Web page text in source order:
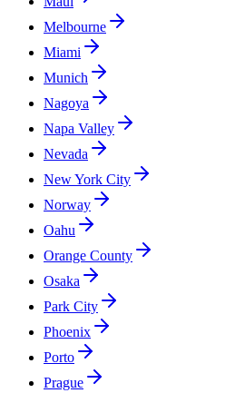
Melbourne
Miami
Munich
Nagoya
Napa Valley
Nevada
New York City
Norway
Oahu
Orange County
Osaka
Park City
Phoenix
Porto
Prague